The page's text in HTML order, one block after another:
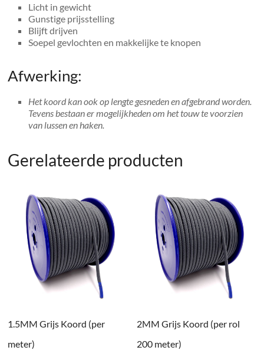
Licht in gewicht
Gunstige prijsstelling
Blijft drijven
Soepel gevlochten en makkelijke te knopen
Afwerking:
Het koord kan ook op lengte gesneden en afgebrand worden.
Tevens bestaan er mogelijkheden om het touw te voorzien
van lussen en haken.
Gerelateerde producten
1.5MM Grijs Koord (per
meter)
2MM Grijs Koord (per rol
200 meter)